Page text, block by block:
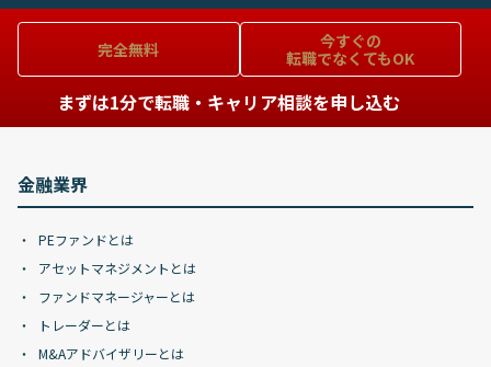
完全無料
今すぐの
転職でなくてもOK
まずは1分で転職・キャリア相談を申し込む
金融業界
PEファンドとは
アセットマネジメントとは
ファンドマネージャーとは
トレーダーとは
M&Aアドバイザリーとは